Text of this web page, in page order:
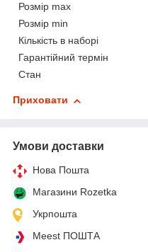
Розмір max
Розмір min
Кількість в наборі
Гарантійний термін
Стан
Приховати
Умови доставки
Нова Пошта
Магазини Rozetka
Укрпошта
Meest ПОШТА